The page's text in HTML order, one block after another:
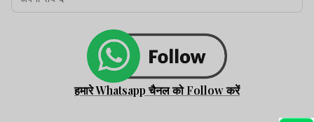
हमारे Whatsapp चैनल को Follow करें